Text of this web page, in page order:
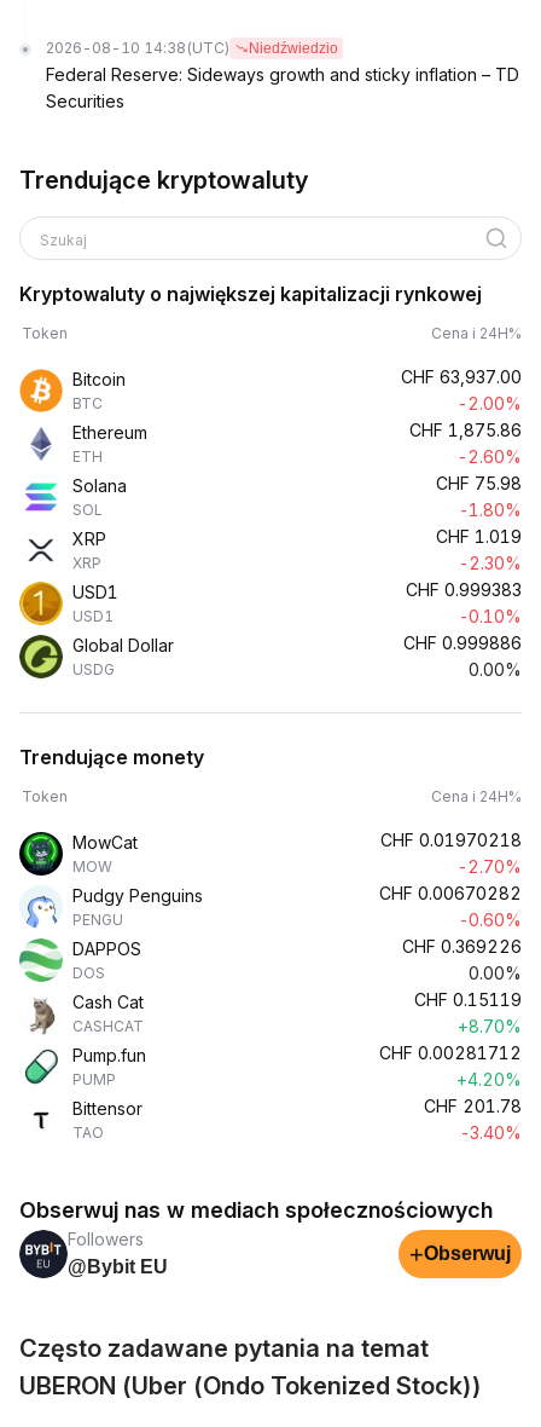
2026-08-10 14:38 (UTC) Niedźwiedzio
Federal Reserve: Sideways growth and sticky inflation – TD
Securities
Trendujące kryptowaluty
Szukaj
Kryptowaluty o największej kapitalizacji rynkowej
Token Cena i 24H%
Bitcoin
BTC
CHF 63,937.00
-2.00%
Ethereum
ETH
CHF 1,875.86
-2.60%
Solana
SOL
CHF 75.98
-1.80%
XRP
XRP
CHF 1.019
-2.30%
USD1
USD1
CHF 0.999383
-0.10%
Global Dollar
USDG
CHF 0.999886
0.00%
Trendujące monety
Token Cena i 24H%
MowCat
MOW
CHF 0.01970218
-2.70%
Pudgy Penguins
PENGU
CHF 0.00670282
-0.60%
DAPPOS
DOS
CHF 0.369226
0.00%
Cash Cat
CASHCAT
CHF 0.15119
+8.70%
Pump.fun
PUMP
CHF 0.00281712
+4.20%
Bittensor
TAO
CHF 201.78
-3.40%
Obserwuj nas w mediach społecznościowych
Followers
@Bybit EU
+Obserwuj
Często zadawane pytania na temat
UBERON (Uber (Ondo Tokenized Stock))